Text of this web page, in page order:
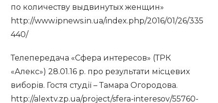
по количеству выдвинутых женщин»
http://www.ipnews.in.ua/index.php/2016/01/26/335
440/
Телепередача «Сфера интересов» (ТРК
«Алекс») 28.01.16 р. про результати місцевих
виборів. Гостя студії – Тамара Огородова.
http://alextv.zp.ua/project/sfera-interesov/55760-